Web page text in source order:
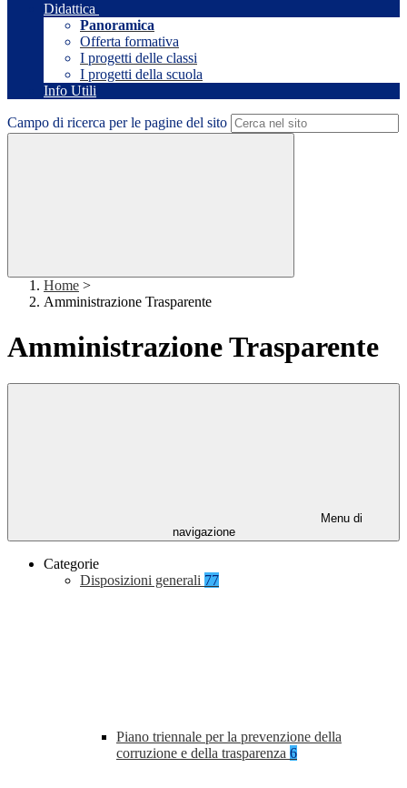
Didattica
Panoramica
Offerta formativa
I progetti delle classi
I progetti della scuola
Info Utili
Campo di ricerca per le pagine del sito
Home >
Amministrazione Trasparente
Amministrazione Trasparente
Menu di
navigazione
Categorie
Disposizioni generali 77
Piano triennale per la prevenzione della
corruzione e della trasparenza 6